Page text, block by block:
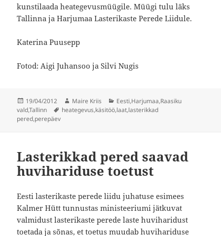
kunstilaada heategevusmüügile. Müügi tulu läks
Tallinna ja Harjumaa Lasterikaste Perede Liidule.
Katerina Puusepp
Fotod: Aigi Juhansoo ja Silvi Nugis
Postitatud
19/04/2012 Autor
Maire Kriis Rubriigid
Eesti,Harjumaa,Raasiku
vald,Tallinn Sildid
heategevus,käsitöö,laat,lasterikkad
pered,perepäev
Lasterikkad pered saavad
huvihariduse toetust
Eesti lasterikaste perede liidu juhatuse esimees
Kalmer Hütt tunnustas ministeeriumi jätkuvat
valmidust lasterikaste perede laste huviharidust
toetada ja sõnas, et toetus muudab huvihariduse